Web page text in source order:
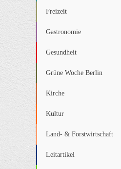
Freizeit
Gastronomie
Gesundheit
Grüne Woche Berlin
Kirche
Kultur
Land- & Forstwirtschaft
Leitartikel